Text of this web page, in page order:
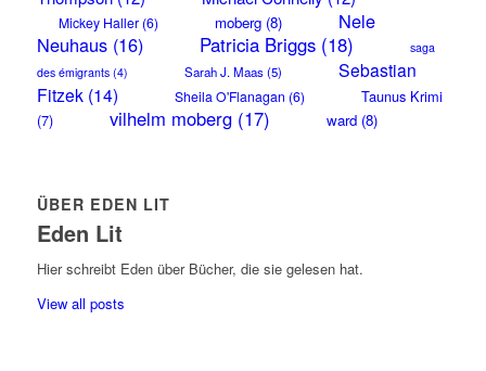
Mickey Haller(6) moberg(8)
Nele
Neuhaus(16) Patricia Briggs(18)
saga
des émigrants(4) Sarah J. Maas(5)
Sebastian
Fitzek(14) Sheila O'Flanagan (6)
Taunus Krimi
(7)
vilhelm moberg(17) ward(8)
ÜBER EDEN LIT
Eden Lit
Hier schreibt Eden über Bücher, die sie gelesen hat.
View all posts